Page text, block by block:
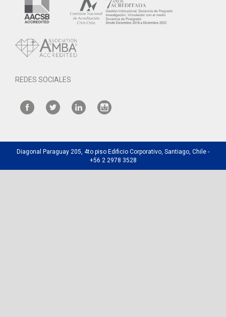
REDES SOCIALES
Diagonal Paraguay 205, 4to piso Edificio Corporativo, Santiago, Chile -
+56 2 2978 3528